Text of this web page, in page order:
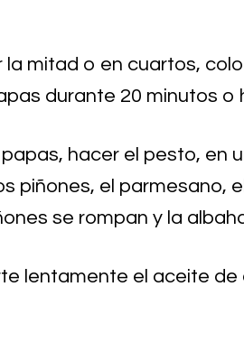
la mitad o en cuartos,
durante 20 minutos
hacer el pesto, en
piñones, el parmesano,
se rompan y la
lentamente el aceite